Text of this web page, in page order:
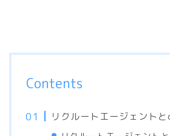
Contents
リクルートエージェント